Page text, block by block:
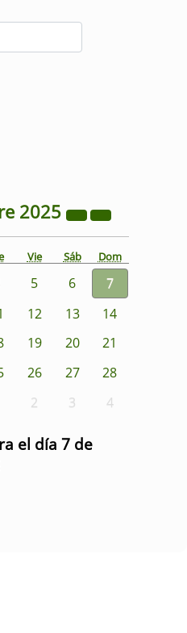
2025
Vie Sáb Dom
5 6
7
12 13
14
19 20
21
26 27
28
2 3 4
el día 7 de